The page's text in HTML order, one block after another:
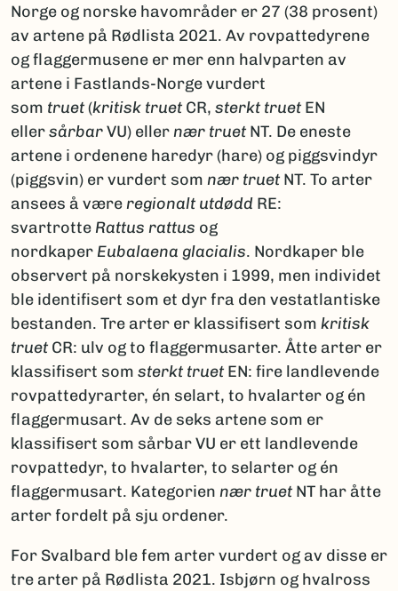
Norge og norske havområder er 27 (38 prosent)
av artene på Rødlista 2021. Av rovpattedyrene
og flaggermusene er mer enn halvparten av
artene i Fastlands-Norge vurdert
som truet(kritisk truet CR, sterkt truet EN
ellersårbarVU) ellernær truet NT. De eneste
artene i ordenene haredyr (hare) og piggsvindyr
(piggsvin) er vurdert som nær truet NT. To arter
ansees å væreregionalt utdødd RE:
svartrotte Rattus rattus og
nordkaper Eubalaena glacialis. Nordkaper ble
observert på norskekysten i 1999, men individet
ble identifisert som et dyr fra den vestatlantiske
bestanden. Tre arter er klassifisert som kritisk
truet CR: ulv og to flaggermusarter. Åtte arter er
klassifisert som sterkt truet EN: fire landlevende
rovpattedyrarter, én selart, to hvalarter og én
flaggermusart. Av de seks artene som er
klassifisert som sårbar VU er ett landlevende
rovpattedyr, to hvalarter, to selarter og én
flaggermusart. Kategorien nær truet NT har åtte
arter fordelt på sju ordener.
For Svalbard ble fem arter vurdert og av disse er
tre arter på Rødlista 2021. Isbjørn og hvalross